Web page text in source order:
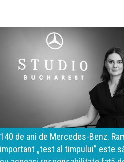
Ramona Pîrlog: Cel mai
este să inovăm constant, dar